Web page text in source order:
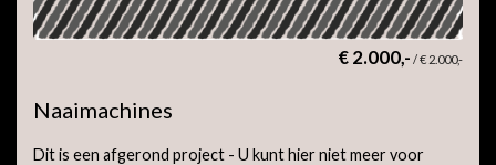
€ 2.000,- /€ 2.000,-
Naaimachines
Dit is een afgerond project - U kunt hier niet meer voor